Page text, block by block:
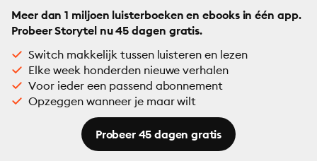
Meer dan 1 miljoen luisterboeken en ebooks in één app.
Probeer Storytel nu 45 dagen gratis.
Switch makkelijk tussen luisteren en lezen
Elke week honderden nieuwe verhalen
Voor ieder een passend abonnement
Opzeggen wanneer je maar wilt
Probeer 45 dagen gratis